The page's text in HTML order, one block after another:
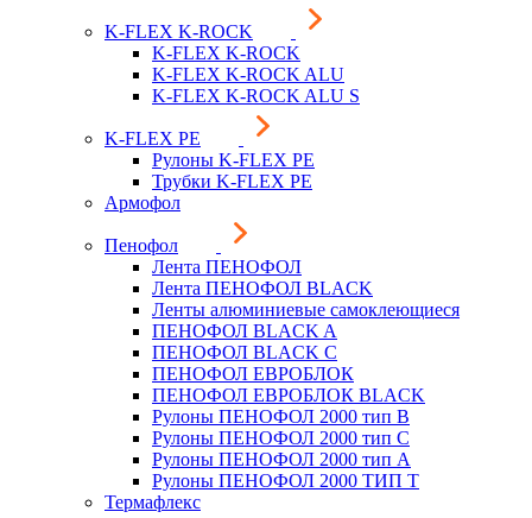
K-FLEX K-ROCK
K-FLEX K-ROCK
K-FLEX K-ROCK ALU
K-FLEX K-ROCK ALU S
K-FLEX PE
Рулоны K-FLEX PE
Трубки K-FLEX PE
Армофол
Пенофол
Лента ПЕНОФОЛ
Лента ПЕНОФОЛ BLACK
Ленты алюминиевые самоклеющиеся
ПЕНОФОЛ BLACK A
ПЕНОФОЛ BLACK С
ПЕНОФОЛ ЕВРОБЛОК
ПЕНОФОЛ ЕВРОБЛОК BLACK
Рулоны ПЕНОФОЛ 2000 тип B
Рулоны ПЕНОФОЛ 2000 тип C
Рулоны ПЕНОФОЛ 2000 тип А
Рулоны ПЕНОФОЛ 2000 ТИП Т
Термафлекс